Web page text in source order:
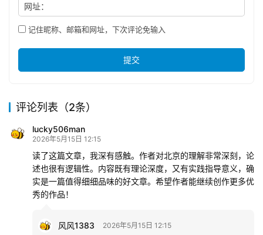
网址：
记住昵称、邮箱和网址，下次评论免输入
提交
评论列表（2条）
lucky506man
2026年5月15日 12:15
读了这篇文章，我深有感触。作者对北京的理解非常深刻，论
述也很有逻辑性。内容既有理论深度，又有实践指导意义，确
实是一篇值得细细品味的好文章。希望作者能继续创作更多优
秀的作品！
风风1383 2026年5月15日 12:15